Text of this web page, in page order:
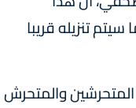
تنزيله قريبا
والمتحرش